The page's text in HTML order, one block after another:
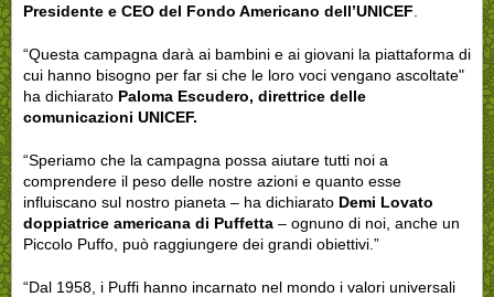
Presidente e CEO del Fondo Americano dell’UNICEF
“Questa campagna darà ai bambini e ai giovani la piattaforma di
cui hanno bisogno per far si che le loro voci vengano ascoltate"
ha dichiarato Paloma Escudero, direttrice delle
comunicazioni UNICEF.
“Speriamo che la campagna possa aiutare tutti noi a
comprendere il peso delle nostre azioni e quanto esse
influiscano sul nostro pianeta – ha dichiarato Demi Lovato
doppiatrice americana di Puffetta – ognuno di noi, anche un
Piccolo Puffo, può raggiungere dei grandi obiettivi.”
“Dal 1958, i Puffi hanno incarnato nel mondo i valori universali